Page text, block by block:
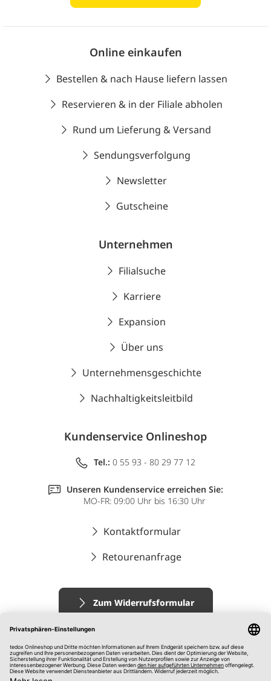
Online einkaufen
Bestellen & nach Hause liefern lassen
Reservieren & in der Filiale abholen
Rund um Lieferung & Versand
Sendungsverfolgung
Newsletter
Gutscheine
Unternehmen
Filialsuche
Karriere
Expansion
Über uns
Unternehmensgeschichte
Nachhaltigkeitsleitbild
Kundenservice Onlineshop
Tel.: 0 55 93 - 80 29 77 12
Unseren Kundenservice erreichen Sie:
MO-FR: 09:00 Uhr bis 16:30 Uhr
Kontaktformular
Retourenanfrage
Zum Widerrufsformular
Impressum
AGB